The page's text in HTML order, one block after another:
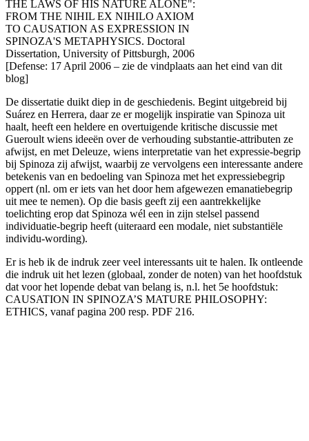
THE LAWS OF HIS NATURE ALONE":
FROM THE NIHIL EX NIHILO AXIOM
TO CAUSATION AS EXPRESSION IN
SPINOZA'S METAPHYSICS. Doctoral
Dissertation, University of Pittsburgh, 2006
[Defense: 17 April 2006 – zie de vindplaats aan het eind van dit
blog]
De dissertatie duikt diep in de geschiedenis. Begint uitgebreid bij
Suárez en Herrera, daar ze er mogelijk inspiratie van Spinoza uit
haalt, heeft een heldere en overtuigende kritische discussie met
Gueroult wiens ideeën over de verhouding substantie-attributen ze
afwijst, en met Deleuze, wiens interpretatie van het expressie-begrip
bij Spinoza zij afwijst, waarbij ze vervolgens een interessante andere
betekenis van en bedoeling van Spinoza met het expressiebegrip
oppert (nl. om er iets van het door hem afgewezen emanatiebegrip
uit mee te nemen). Op die basis geeft zij een aantrekkelijke
toelichting erop dat Spinoza wél een in zijn stelsel passend
individuatie-begrip heeft (uiteraard een modale, niet substantiële
individu-wording).
Er is heb ik de indruk zeer veel interessants uit te halen. Ik ontleende
die indruk uit het lezen (globaal, zonder de noten) van het hoofdstuk
dat voor het lopende debat van belang is, n.l. het 5e hoofdstuk:
CAUSATION IN SPINOZA’S MATURE PHILOSOPHY:
ETHICS, vanaf pagina 200 resp. PDF 216.